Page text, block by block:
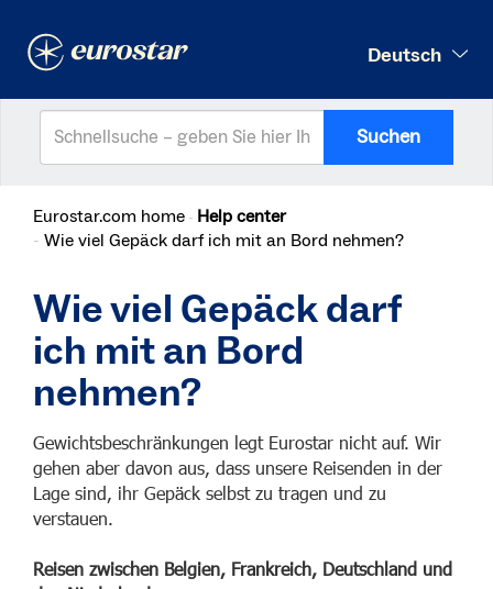
Deutsch
Suchen
Eurostar.com home Help center
Wie viel Gepäck darf ich mit an Bord nehmen?
Wie viel Gepäck darf
ich mit an Bord
nehmen?
Gewichtsbeschränkungen legt Eurostar nicht auf. Wir
gehen aber davon aus, dass unsere Reisenden in der
Lage sind, ihr Gepäck selbst zu tragen und zu
verstauen.
Reisen zwischen Belgien, Frankreich, Deutschland und